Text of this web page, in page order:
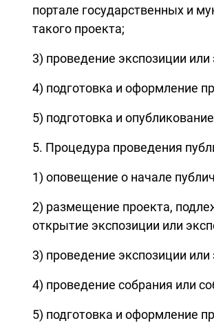
портале государственных и
такого проекта;
3) проведение экспозиции
4) подготовка и оформление
5) подготовка и
5. Процедура проведения
1) оповещение о начале
2) размещение проекта,
открытие экспозиции или
3) проведение экспозиции
4) проведение собрания или
5) подготовка и оформление